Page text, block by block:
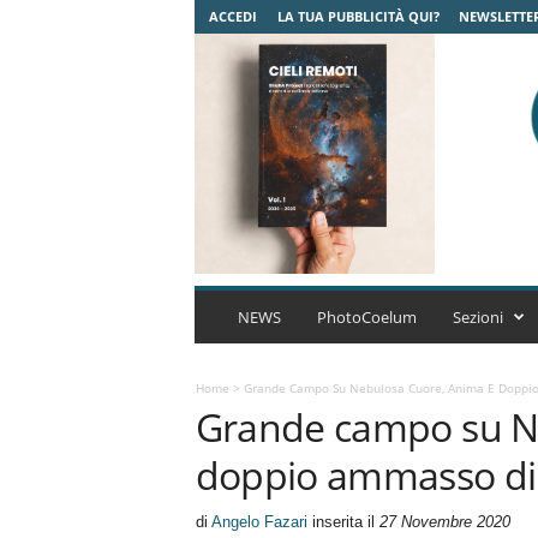
ACCEDI LA TUA PUBBLICITÀ QUI?
C
u
A
t
NEWS PhotoCoelum Sezioni
Home > Grande Campo Su Nebulosa Cuore, Anima E
Grande campo su
doppio ammasso
di Angelo Fazari inserita il 27 Novembre 2020